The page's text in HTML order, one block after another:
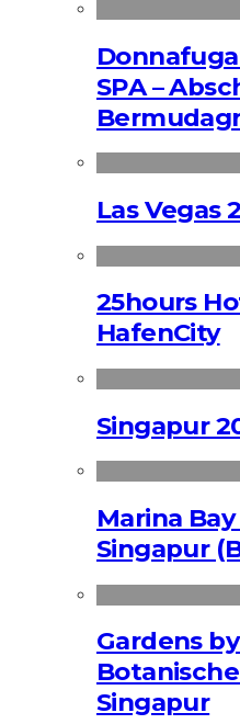
SPA –
Las Vegas
25hours
HafenCity
Singapur
Marina
Singapur
Gardens
Singapur